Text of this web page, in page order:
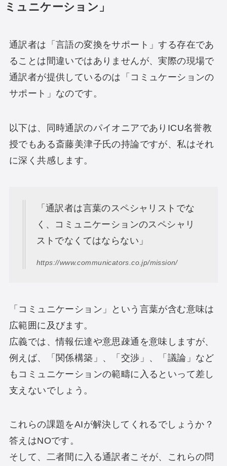
ミュニケーション」
通訳者は「言語の変換をサポート」する存在であ
ることは間違いではありませんが、実際の現場で
通訳者が提供しているのは「コミュケーションの
サポート」なのです。
以下は、同時通訳のパイオニアでありICU名誉教
授でもある斎藤美津子氏の持論ですが、私はそれ
に深く共感します。
「通訳者は言葉のスペシャリストでな
く、コミュニケーションのスペシャリ
ストでなくてはならない」
https://www.communicators.co.jp/mission/
「コミュニケーション」という言葉が含む意味は
広範囲に及びます。
広義では、情報伝達や意思疎通を意味しますが、
例えば、「関係構築」、「交渉」、「議論」など
もコミュニケーションの範疇に入るといって差し
支えないでしょう。
これらの課題をAIが解決してくれるでしょうか？
答えはNOです。
そして、二者間に入る通訳者こそが、これらの問